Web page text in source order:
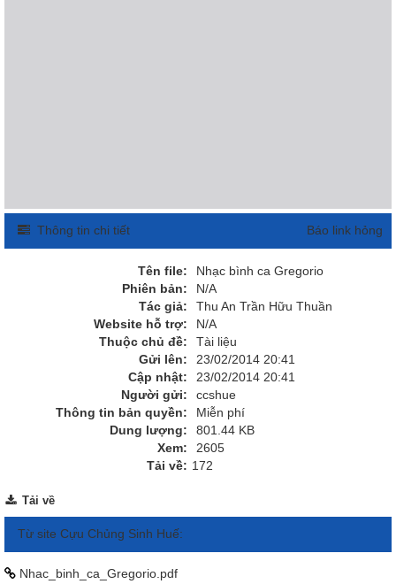
Báo link hỏng
Thông tin chi tiết
Tên file:
Nhạc bình ca Gregorio
Phiên bản:
N/A
Tác giả:
Thu An Trần Hữu Thuần
Website hỗ trợ:
N/A
Thuộc chủ đề:
Tài liệu
Gửi lên:
23/02/2014 20:41
Cập nhật:
23/02/2014 20:41
Người gửi:
ccshue
Thông tin bản quyền:
Miễn phí
Dung lượng:
801.44 KB
Xem:
2605
Tải về: 172
Tải về
Từ site Cựu Chủng Sinh Huế:
Nhac_binh_ca_Gregorio.pdf